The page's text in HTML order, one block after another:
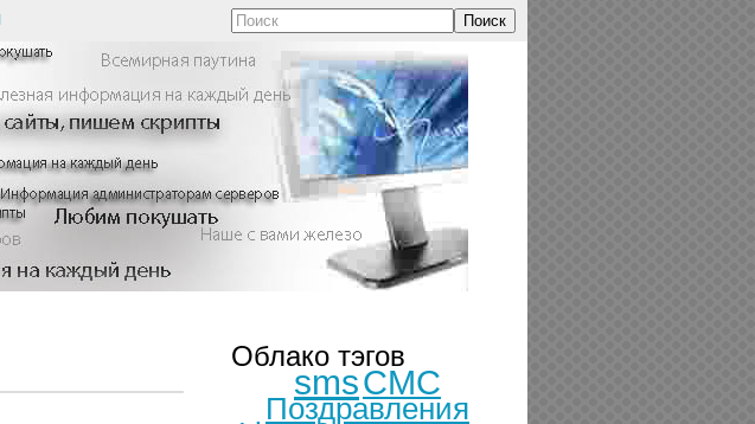
Поиск
Облако тэгов
smsСМС
Поздравления